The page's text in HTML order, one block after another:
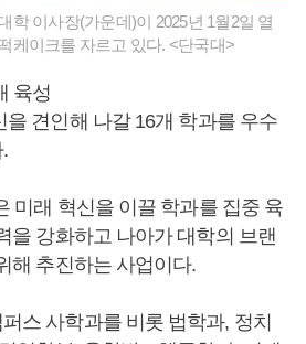
학 이사장(가운데)이 2025년 1월2일 열
케이크를 자르고 있다. <단국대>
육성
을 견인해 나갈 16개 학과를 우수
미래 혁신을 이끌 학과를 집중 육
을 강화하고 나아가 대학의 브랜
해 추진하는 사업이다.
스 사학과를 비롯 법학과, 정치